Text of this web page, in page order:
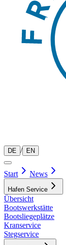
DE / EN
Start News
Hafen Service
Übersicht
Bootswerkstätte
Bootsliegeplätze
Kranservice
Stegservice